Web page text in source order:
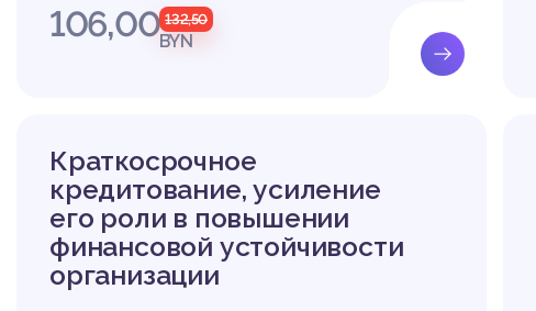
106,00 132,50
BYN
Краткосрочное
кредитование, усиление
его роли в повышении
финансовой устойчивости
организации